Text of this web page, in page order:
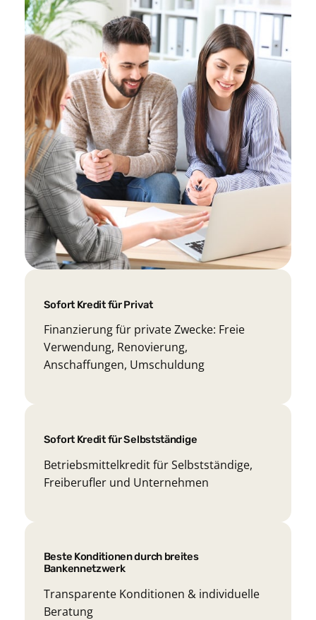
Sofort Kredit für Privat
Finanzierung für private Zwecke: Freie
Verwendung, Renovierung,
Anschaffungen, Umschuldung
Sofort Kredit für Selbstständige
Betriebsmittelkredit für Selbstständige,
Freiberufler und Unternehmen
Beste Konditionen durch breites
Bankennetzwerk
Transparente Konditionen & individuelle
Beratung